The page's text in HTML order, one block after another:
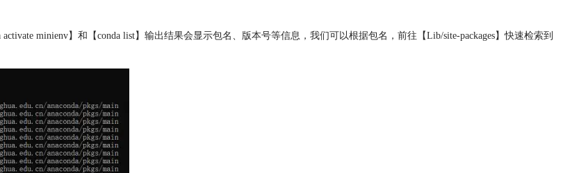
minienv】和【conda list】输出结果会显示包名、版本号等信息，我们可以根据包名，前往【Lib/site-packages】快速检索到